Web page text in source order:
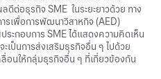
ดีต่อธุรกิจ SME ในระยะยาวด้วย ทาง
เพื่อการพัฒนาวิสาหกิจ (AED)
ะกอบการ SME ได้แสดงความคิดเห็น
เป็นการส่งเสริมธุรกิจอื่น ๆ ไปด้วย
ลื่อนให้กลุ่มธุรกิจอื่น ๆ ที่เกี่ยวข้องกัน